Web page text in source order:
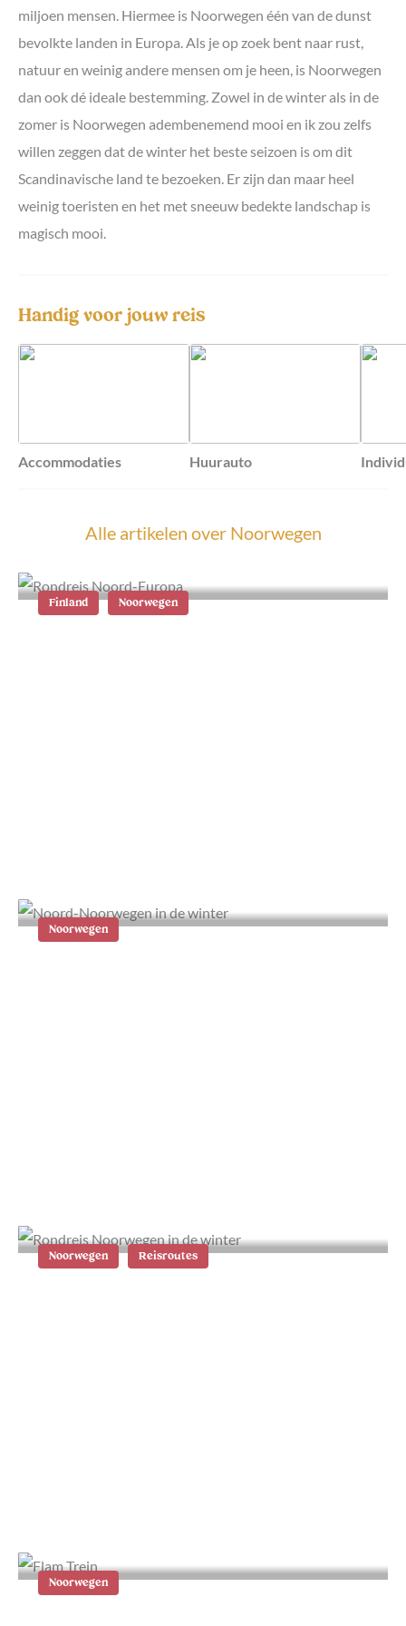
miljoen mensen. Hiermee is Noorwegen één van de dunst
bevolkte landen in Europa. Als je op zoek bent naar rust,
natuur en weinig andere mensen om je heen, is Noorwegen
dan ook dé ideale bestemming. Zowel in de winter als in de
zomer is Noorwegen adembenemend mooi en ik zou zelfs
willen zeggen dat de winter het beste seizoen is om dit
Scandinavische land te bezoeken. Er zijn dan maar heel
weinig toeristen en het met sneeuw bedekte landschap is
magisch mooi.
Handig voor jouw reis
Accommodaties Huurauto
Alle artikelen over Noorwegen
Finland Noorwegen
Noorwegen
Noorwegen Reisroutes
Noorwegen